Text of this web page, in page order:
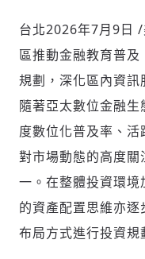
台北2026年7月9日 /
區推動金融教育普
規劃，深化區內資訊
隨著亞太數位金融
度數位化普及率、
對市場動態的高度
一。在整體投資環
的資產配置思維亦
布局方式進行投資規